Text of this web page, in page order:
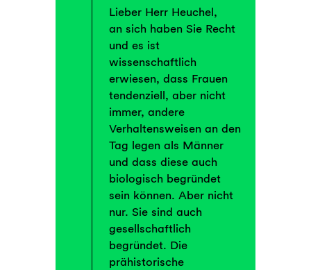
Lieber Herr Heuchel,
an sich haben Sie Recht
und es ist
wissenschaftlich
erwiesen, dass Frauen
tendenziell, aber nicht
immer, andere
Verhaltensweisen an den
Tag legen als Männer
und dass diese auch
biologisch begründet
sein können. Aber nicht
nur. Sie sind auch
gesellschaftlich
begründet. Die
prähistorische